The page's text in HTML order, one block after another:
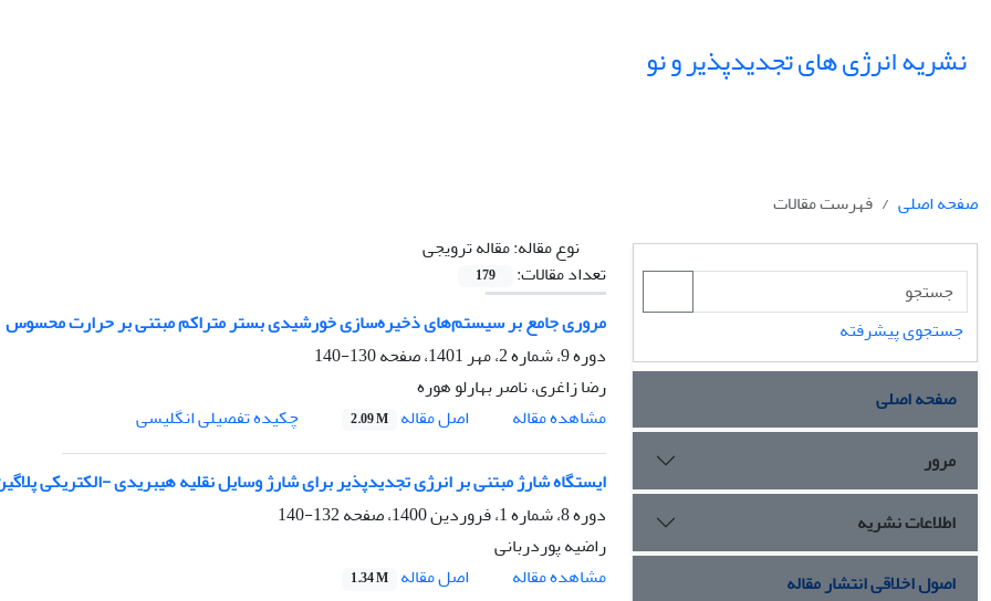
نشریه انرژی های تجدیدپذیر و نو
صفحه اصلی
فهرست مقالات
نوع مقاله:مقاله ترویجی
تعداد مقالات:
179
مروری جامع بر سیستم‌های ذخیره‌سازی خورشیدی بستر متراکم مبتنی بر حرارت محسوس
دوره 9، شماره 2، مهر 1401، صفحه
130-140
رضا زاغری، ناصر بهارلو هوره
مشاهده مقاله
اصل مقاله 2.09 M
چکیده تفصیلی انگلیسی
ایستگاه شارژ مبتنی بر انرژی تجدیدپذیر برای شارژ وسایل نقلیه هیبریدی -الکتریکی
دوره 8، شماره 1، فروردین 1400، صفحه
132-140
راضیه پوردربانی
مشاهده مقاله
اصل مقاله 1.34 M
جستجوی پیشرفته
صفحه اصلی
مرور
اطلاعات نشریه
اصول اخلاقی انتشار مقاله